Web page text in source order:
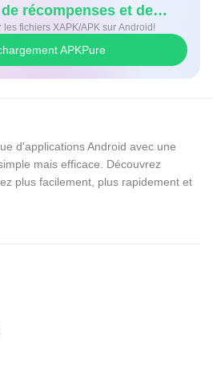
récompenses et de
de jeu
fichiers XAPK/APK sur Android!
APKPure
d'applications Android avec une
mais efficace. Découvrez
plus facilement, plus rapidement et